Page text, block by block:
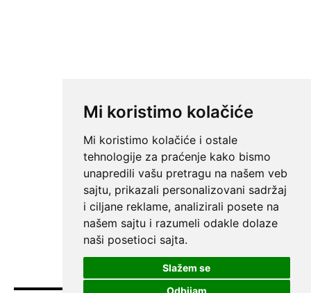
Mi koristimo kolačiće
Mi koristimo kolačiće i ostale
tehnologije za praćenje kako bismo
unapredili vašu pretragu na našem veb
sajtu, prikazali personalizovani sadržaj
i ciljane reklame, analizirali posete na
našem sajtu i razumeli odakle dolaze
naši posetioci sajta.
Slažem se
Odbijam